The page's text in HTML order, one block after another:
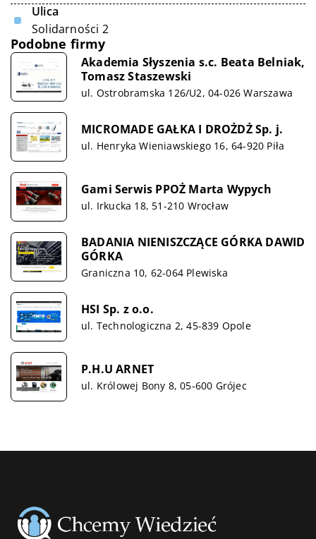
Ulica
Solidarności 2
Podobne firmy
Akademia Słyszenia s.c. Beata Belniak,
Tomasz Staszewski
ul. Ostrobramska 126/U2, 04-026 Warszawa
MICROMADE GAŁKA I DROŻDŻ Sp. j.
ul. Henryka Wieniawskiego 16, 64-920 Piła
Gami Serwis PPOŻ Marta Wypych
ul. Irkucka 18, 51-210 Wrocław
BADANIA NIENISZCZĄCE GÓRKA DAWID
GÓRKA
Graniczna 10, 62-064 Plewiska
HSI Sp. z o.o.
ul. Technologiczna 2, 45-839 Opole
P.H.U ARNET
ul. Królowej Bony 8, 05-600 Grójec